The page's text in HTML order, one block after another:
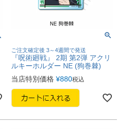
ご注文確定後 3～4週間で発送
『呪術廻戦』 2期 第2弾 アクリ
ルキーホルダー NE (狗巻棘)
当店特別価格 ¥880税込